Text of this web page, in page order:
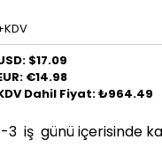
$17.09
€14.98
Dahil Fiyat: ₺964.49
3 iş günü içerisinde